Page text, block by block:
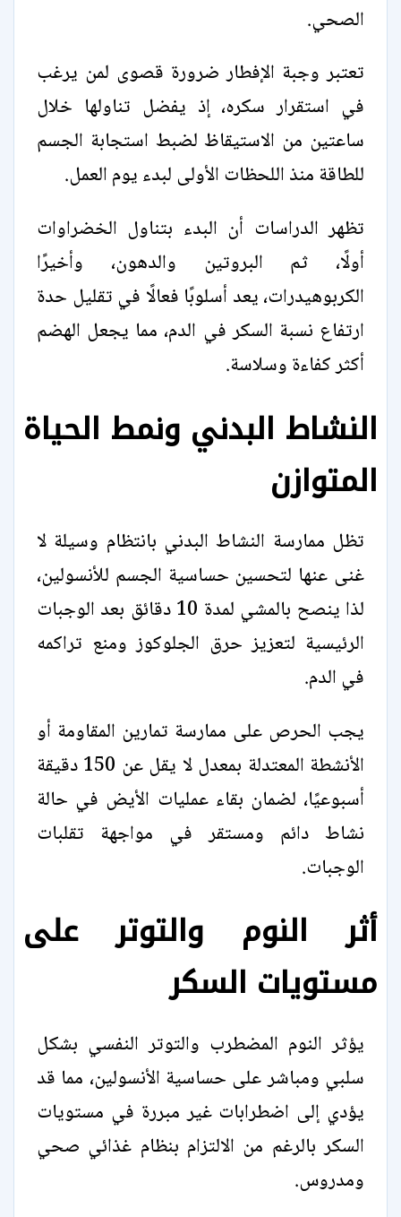
الصحي.
تعتبر وجبة الإفطار ضرورة قصوى لمن يرغب
في استقرار سكره، إذ يفضل تناولها خلال
ساعتين من الاستيقاظ لضبط استجابة الجسم
للطاقة منذ اللحظات الأولى لبدء يوم العمل.
تظهر الدراسات أن البدء بتناول الخضراوات
أولًا، ثم البروتين والدهون، وأخيرًا
الكربوهيدرات، يعد أسلوبًا فعالًا في تقليل حدة
ارتفاع نسبة السكر في الدم، مما يجعل الهضم
أكثر كفاءة وسلاسة.
النشاط البدني ونمط الحياة
المتوازن
تظل ممارسة النشاط البدني بانتظام وسيلة لا
غنى عنها لتحسين حساسية الجسم للأنسولين،
لذا ينصح بالمشي لمدة 10 دقائق بعد الوجبات
الرئيسية لتعزيز حرق الجلوكوز ومنع تراكمه
في الدم.
يجب الحرص على ممارسة تمارين المقاومة أو
الأنشطة المعتدلة بمعدل لا يقل عن 150 دقيقة
أسبوعيًا، لضمان بقاء عمليات الأيض في حالة
نشاط دائم ومستقر في مواجهة تقلبات
الوجبات.
أثر النوم والتوتر على
مستويات السكر
يؤثر النوم المضطرب والتوتر النفسي بشكل
سلبي ومباشر على حساسية الأنسولين، مما قد
يؤدي إلى اضطرابات غير مبررة في مستويات
السكر بالرغم من الالتزام بنظام غذائي صحي
ومدروس.